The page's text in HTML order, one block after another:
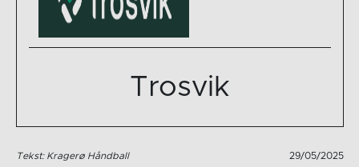
Trosvik
Tekst: Kragerø Håndball 29/05/2025